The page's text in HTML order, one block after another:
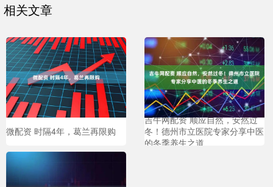
相关文章
微配资 时隔4年，葛兰再限购
吉牛网配资 顺应自然，安然过
冬！德州市立医院专家分享中医
的冬季养生之道